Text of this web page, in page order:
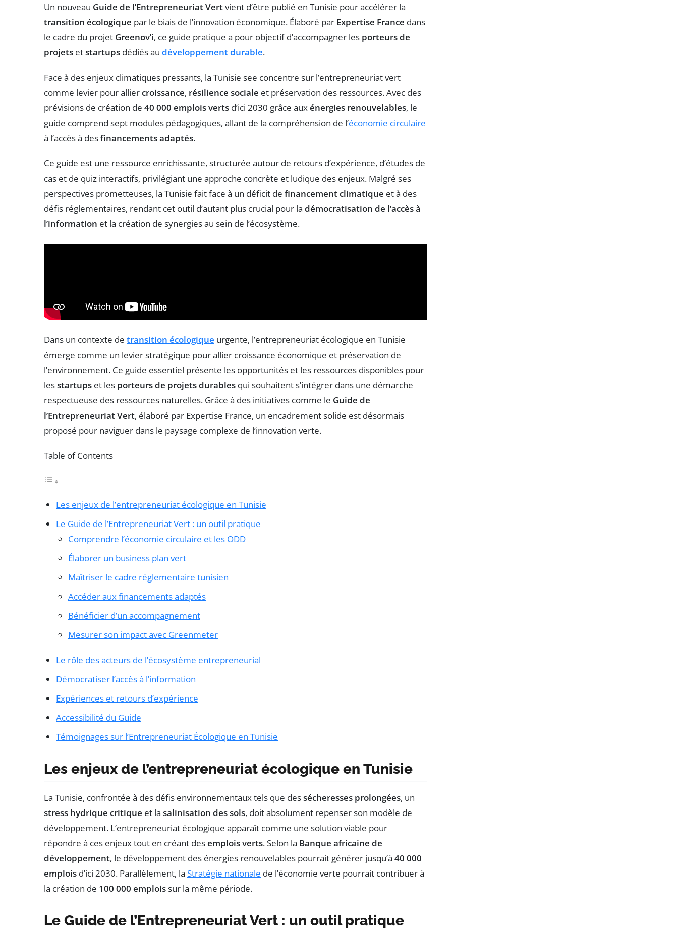
Un nouveau Guide de l’Entrepreneuriat Vertvient d’être publié en Tunisie pour accélérer la
transition écologique par le biais de l’innovation économique. Élaboré par Expertise France dans
le cadre du projet Greenov’i, ce guide pratique a pour objectif d’accompagner les porteurs de
projets etstartups dédiés au développement durable.
Face à des enjeux climatiques pressants, la Tunisie see concentre sur l’entrepreneuriat vert
comme levier pour alliercroissance, résilience sociale et préservation des ressources. Avec des
prévisions de création de 40 000 emplois verts d’ici 2030 grâce auxénergies renouvelables, le
guide comprend sept modules pédagogiques, allant de la compréhension de l’économie circulaire
à l’accès à desfinancements adaptés.
Ce guide est une ressource enrichissante, structurée autour de retours d’expérience, d’études de
cas et de quiz interactifs, privilégiant une approche concrète et ludique des enjeux. Malgré ses
perspectives prometteuses, la Tunisie fait face à un déficit de financement climatique et à des
défis réglementaires, rendant cet outil d’autant plus crucial pour la démocratisation de l’accès à
l’information et la création de synergies au sein de l’écosystème.
Dans un contexte de transition écologique urgente, l’entrepreneuriat écologique en Tunisie
émerge comme un levier stratégique pour allier croissance économique et préservation de
l’environnement. Ce guide essentiel présente les opportunités et les ressources disponibles pour
lesstartups et les porteurs de projets durables qui souhaitent s’intégrer dans une démarche
respectueuse des ressources naturelles. Grâce à des initiatives comme le Guide de
l’Entrepreneuriat Vert, élaboré par Expertise France, un encadrement solide est désormais
proposé pour naviguer dans le paysage complexe de l’innovation verte.
Table of Contents
Les enjeux de l’entrepreneuriat écologique en Tunisie
Le Guide de l’Entrepreneuriat Vert : un outil pratique
Comprendre l’économie circulaire et les ODD
Élaborer un business plan vert
Maîtriser le cadre réglementaire tunisien
Accéder aux financements adaptés
Bénéficier d’un accompagnement
Mesurer son impact avec Greenmeter
Le rôle des acteurs de l’écosystème entrepreneurial
Démocratiser l’accès à l’information
Expériences et retours d’expérience
Accessibilité du Guide
Témoignages sur l’Entrepreneuriat Écologique en Tunisie
Les enjeux de l’entrepreneuriat écologique en Tunisie
La Tunisie, confrontée à des défis environnementaux tels que dessécheresses prolongées, un
stress hydrique critique et la salinisation des sols, doit absolument repenser son modèle de
développement. L’entrepreneuriat écologique apparaît comme une solution viable pour
répondre à ces enjeux tout en créant desemplois verts. Selon la Banque africaine de
développement, le développement des énergies renouvelables pourrait générer jusqu’à 40 000
emplois d’ici 2030. Parallèlement, la Stratégie nationale de l’économie verte pourrait contribuer à
la création de 100 000 emploissur la même période.
Le Guide de l’Entrepreneuriat Vert : un outil pratique